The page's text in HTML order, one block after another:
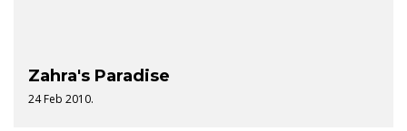
Zahra's Paradise
24 Feb 2010.